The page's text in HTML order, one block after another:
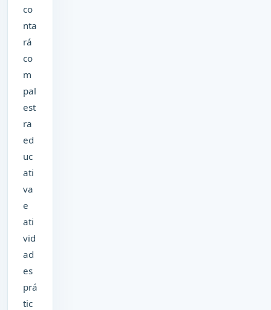
co
nta
rá
co
m
pal
est
ra
ed
uc
ati
va
e
ati
vid
ad
es
prá
tic